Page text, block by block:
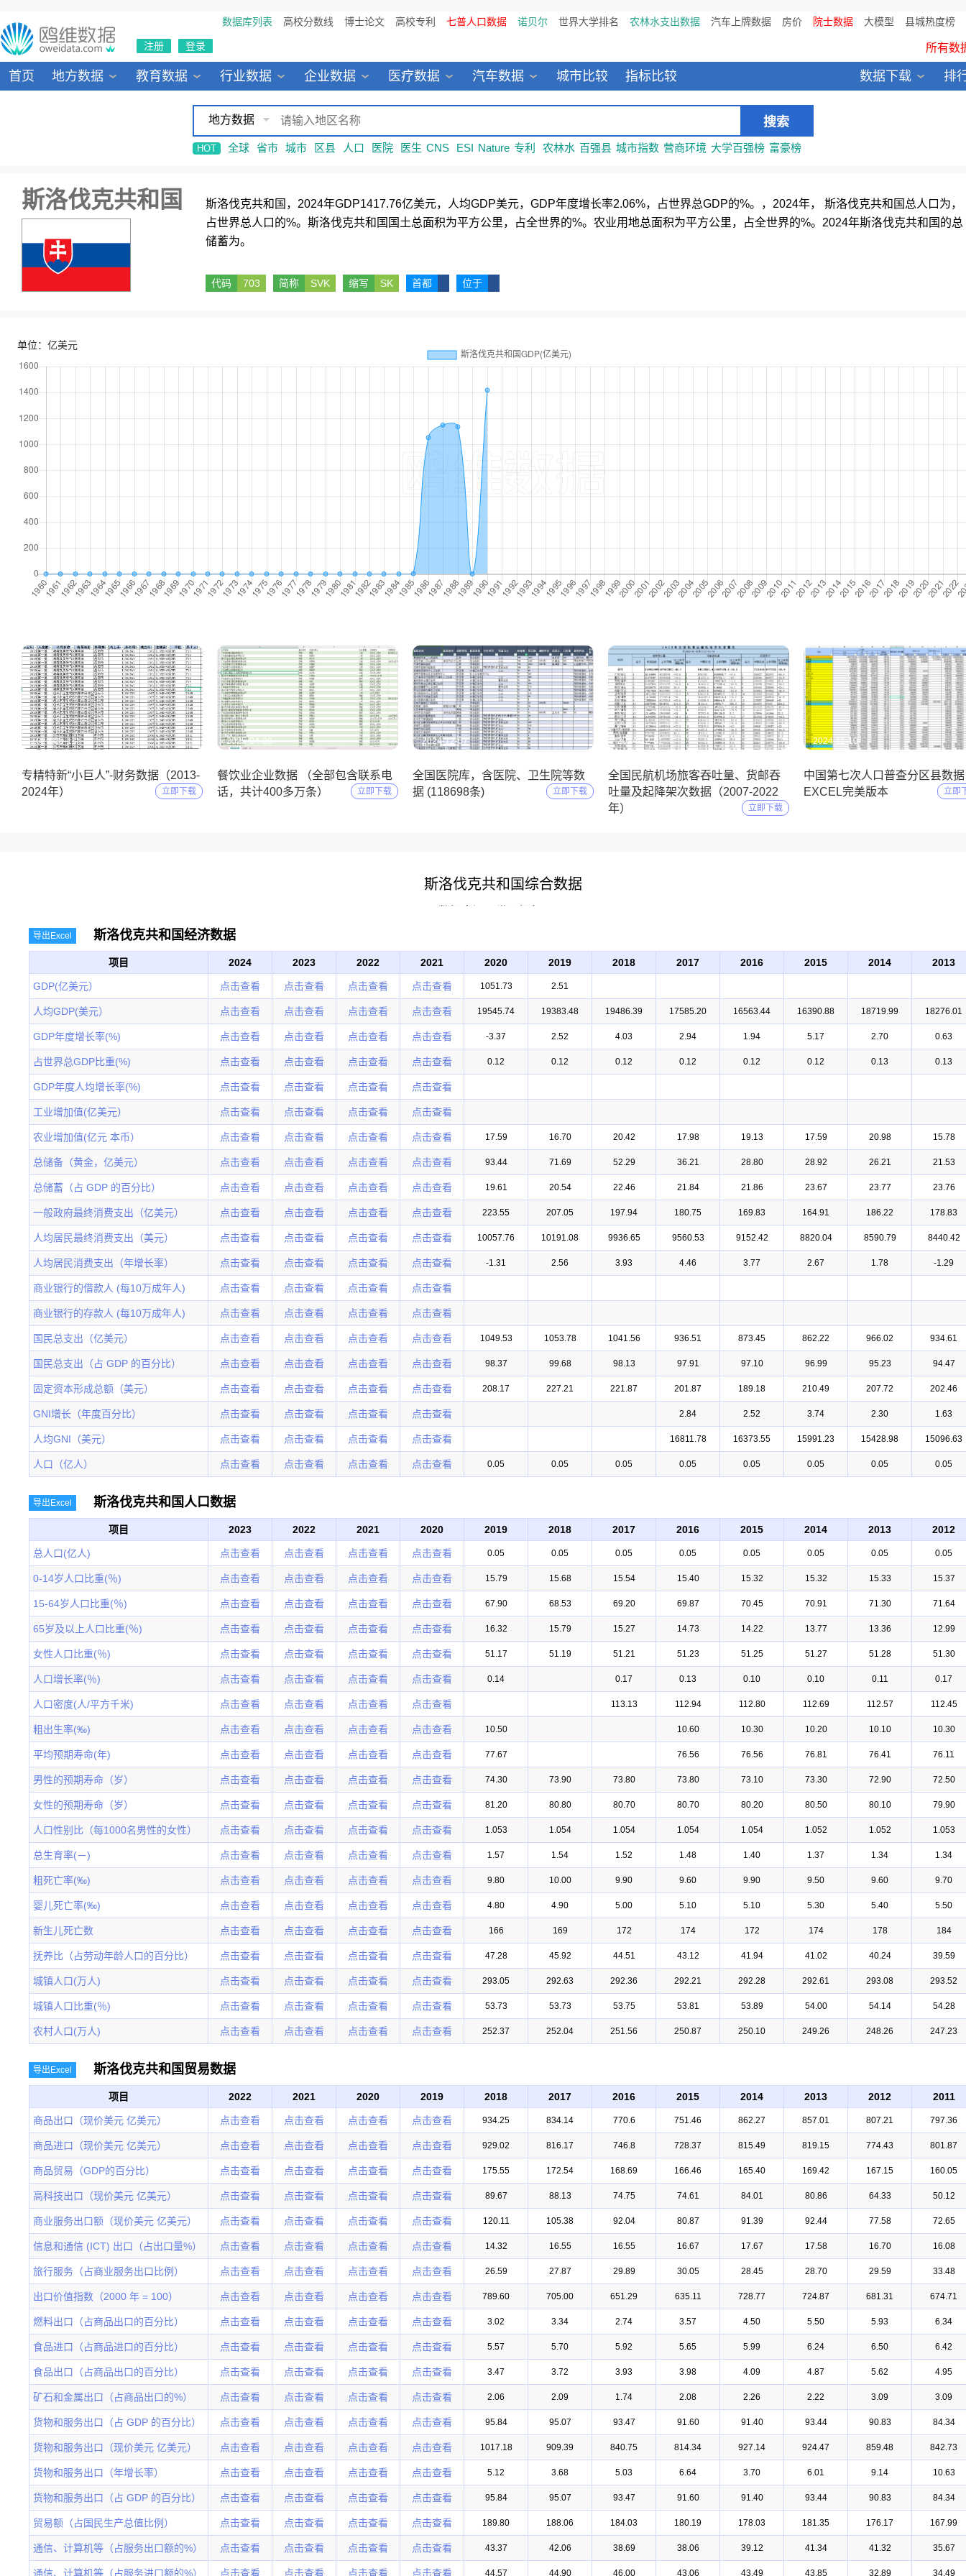
数据库列表 高校分数线 博士论文 高校专利 七普人口数据 诺贝尔 世界大学排名 农林水支出数据 汽车上牌数据 房价 院士数据 大模型 县城热度榜
注册 登录
鸥维数据发布：2024中国大
所有数
全新医院库 包含11万多医疗
首页 地方数据 教育数据 行业数据 企业数据 医疗数据 汽车数据 城市比较 指标比较 排
数据下载
地方数据
HOT 全球 省市 城市 区县 人口 医院 医生 CNS ESI Nature 专利 农林水 百强县 城市指数 营商环境 大学百强榜 富豪榜
斯洛伐克共和国
斯洛伐克共和国，2024年GDP1417.76亿美元，人均GDP美元，GDP年度增长率2.06%，占世界总GDP的%。，2024年， 斯洛伐克共和国总人口为，
占世界总人口的%。斯洛伐克共和国国土总面积为平方公里，占全世界的%。农业用地总面积为平方公里，占全世界的%。2024年斯洛伐克共和国的总
储蓄为。
代码 703 简称 SVK 缩写 SK 首都 位于
单位：亿美元
2025-05-11
专精特新“小巨人”-财务数据（2013-
2024年）
立即下载
2025-04-09
餐饮业企业数据 （全部包含联系电
话，共计400多万条）
立即下载
2024-12-07
全国医院库，含医院、卫生院等数
据 (118698条)
立即下载
2024-12-01
全国民航机场旅客吞吐量、货邮吞
吐量及起降架次数据（2007-2022
年）
立即下载
2024-11-10
中国第七次人口普查分区县数据
EXCEL完美版本
立即
斯洛伐克共和国综合数据
斯洛伐克共和国经济数据
导出Excel
项目 2024 2023 2022 2021 2020 2019 2018 2017 2016 2015 2014 2013
GDP(亿美元） 点击查看 点击查看 点击查看 点击查看 1051.73 2.51
人均GDP(美元） 点击查看 点击查看 点击查看 点击查看 19545.74 19383.48 19486.39 17585.20 16563.44 16390.88 18719.99 18276.01
GDP年度增长率(%) 点击查看 点击查看 点击查看 点击查看 -3.37 2.52 4.03 2.94 1.94 5.17 2.70 0.63
占世界总GDP比重(%) 点击查看 点击查看 点击查看 点击查看 0.12 0.12 0.12 0.12 0.12 0.12 0.13 0.13
GDP年度人均增长率(%) 点击查看 点击查看 点击查看 点击查看
工业增加值(亿美元） 点击查看 点击查看 点击查看 点击查看
农业增加值(亿元 本币） 点击查看 点击查看 点击查看 点击查看 17.59 16.70 20.42 17.98 19.13 17.59 20.98 15.78
总储备（黄金，亿美元） 点击查看 点击查看 点击查看 点击查看 93.44 71.69 52.29 36.21 28.80 28.92 26.21 21.53
总储蓄（占 GDP 的百分比） 点击查看 点击查看 点击查看 点击查看 19.61 20.54 22.46 21.84 21.86 23.67 23.77 23.76
一般政府最终消费支出（亿美元） 点击查看 点击查看 点击查看 点击查看 223.55 207.05 197.94 180.75 169.83 164.91 186.22 178.83
人均居民最终消费支出（美元） 点击查看 点击查看 点击查看 点击查看 10057.76 10191.08 9936.65 9560.53 9152.42 8820.04 8590.79 8440.42
人均居民消费支出（年增长率） 点击查看 点击查看 点击查看 点击查看 -1.31 2.56 3.93 4.46 3.77 2.67 1.78 -1.29
商业银行的借款人 (每10万成年人) 点击查看 点击查看 点击查看 点击查看
商业银行的存款人 (每10万成年人) 点击查看 点击查看 点击查看 点击查看
国民总支出（亿美元） 点击查看 点击查看 点击查看 点击查看 1049.53 1053.78 1041.56 936.51 873.45 862.22 966.02 934.61
国民总支出（占 GDP 的百分比） 点击查看 点击查看 点击查看 点击查看 98.37 99.68 98.13 97.91 97.10 96.99 95.23 94.47
固定资本形成总额（美元） 点击查看 点击查看 点击查看 点击查看 208.17 227.21 221.87 201.87 189.18 210.49 207.72 202.46
GNI增长（年度百分比） 点击查看 点击查看 点击查看 点击查看 2.84 2.52 3.74 2.30 1.63
人均GNI（美元） 点击查看 点击查看 点击查看 点击查看 16811.78 16373.55 15991.23 15428.98 15096.63
人口（亿人） 点击查看 点击查看 点击查看 点击查看 0.05 0.05 0.05 0.05 0.05 0.05 0.05 0.05
斯洛伐克共和国人口数据
导出Excel
项目 2023 2022 2021 2020 2019 2018 2017 2016 2015 2014 2013 2012
总人口(亿人) 点击查看 点击查看 点击查看 点击查看 0.05 0.05 0.05 0.05 0.05 0.05 0.05 0.05
0-14岁人口比重(％) 点击查看 点击查看 点击查看 点击查看 15.79 15.68 15.54 15.40 15.32 15.32 15.33 15.37
15-64岁人口比重(％) 点击查看 点击查看 点击查看 点击查看 67.90 68.53 69.20 69.87 70.45 70.91 71.30 71.64
65岁及以上人口比重(％) 点击查看 点击查看 点击查看 点击查看 16.32 15.79 15.27 14.73 14.22 13.77 13.36 12.99
女性人口比重(％) 点击查看 点击查看 点击查看 点击查看 51.17 51.19 51.21 51.23 51.25 51.27 51.28 51.30
人口增长率(％) 点击查看 点击查看 点击查看 点击查看 0.14 0.17 0.13 0.10 0.10 0.11 0.17
人口密度(人/平方千米) 点击查看 点击查看 点击查看 点击查看 113.13 112.94 112.80 112.69 112.57 112.45
粗出生率(‰) 点击查看 点击查看 点击查看 点击查看 10.50 10.60 10.30 10.20 10.10 10.30
平均预期寿命(年) 点击查看 点击查看 点击查看 点击查看 77.67 76.56 76.56 76.81 76.41 76.11
男性的预期寿命（岁） 点击查看 点击查看 点击查看 点击查看 74.30 73.90 73.80 73.80 73.10 73.30 72.90 72.50
女性的预期寿命（岁） 点击查看 点击查看 点击查看 点击查看 81.20 80.80 80.70 80.70 80.20 80.50 80.10 79.90
人口性别比（每1000名男性的女性） 点击查看 点击查看 点击查看 点击查看 1.053 1.054 1.054 1.054 1.054 1.052 1.052 1.053
总生育率(－) 点击查看 点击查看 点击查看 点击查看 1.57 1.54 1.52 1.48 1.40 1.37 1.34 1.34
粗死亡率(‰) 点击查看 点击查看 点击查看 点击查看 9.80 10.00 9.90 9.60 9.90 9.50 9.60 9.70
婴儿死亡率(‰) 点击查看 点击查看 点击查看 点击查看 4.80 4.90 5.00 5.10 5.10 5.30 5.40 5.50
新生儿死亡数 点击查看 点击查看 点击查看 点击查看 166 169 172 174 172 174 178 184
抚养比（占劳动年龄人口的百分比） 点击查看 点击查看 点击查看 点击查看 47.28 45.92 44.51 43.12 41.94 41.02 40.24 39.59
城镇人口(万人) 点击查看 点击查看 点击查看 点击查看 293.05 292.63 292.36 292.21 292.28 292.61 293.08 293.52
城镇人口比重(％) 点击查看 点击查看 点击查看 点击查看 53.73 53.73 53.75 53.81 53.89 54.00 54.14 54.28
农村人口(万人) 点击查看 点击查看 点击查看 点击查看 252.37 252.04 251.56 250.87 250.10 249.26 248.26 247.23
斯洛伐克共和国贸易数据
导出Excel
项目 2022 2021 2020 2019 2018 2017 2016 2015 2014 2013 2012 2011
商品出口（现价美元 亿美元） 点击查看 点击查看 点击查看 点击查看 934.25 834.14 770.6 751.46 862.27 857.01 807.21 797.36
商品进口（现价美元 亿美元） 点击查看 点击查看 点击查看 点击查看 929.02 816.17 746.8 728.37 815.49 819.15 774.43 801.87
商品贸易（GDP的百分比） 点击查看 点击查看 点击查看 点击查看 175.55 172.54 168.69 166.46 165.40 169.42 167.15 160.05
高科技出口（现价美元 亿美元） 点击查看 点击查看 点击查看 点击查看 89.67 88.13 74.75 74.61 84.01 80.86 64.33 50.12
商业服务出口额（现价美元 亿美元） 点击查看 点击查看 点击查看 点击查看 120.11 105.38 92.04 80.87 91.39 92.44 77.58 72.65
信息和通信 (ICT) 出口（占出口量%） 点击查看 点击查看 点击查看 点击查看 14.32 16.55 16.55 16.67 17.67 17.58 16.70 16.08
旅行服务（占商业服务出口比例） 点击查看 点击查看 点击查看 点击查看 26.59 27.87 29.89 30.05 28.45 28.70 29.59 33.48
出口价值指数（2000 年 = 100） 点击查看 点击查看 点击查看 点击查看 789.60 705.00 651.29 635.11 728.77 724.87 681.31 674.71
燃料出口（占商品出口的百分比） 点击查看 点击查看 点击查看 点击查看 3.02 3.34 2.74 3.57 4.50 5.50 5.93 6.34
食品进口（占商品进口的百分比） 点击查看 点击查看 点击查看 点击查看 5.57 5.70 5.92 5.65 5.99 6.24 6.50 6.42
食品出口（占商品出口的百分比） 点击查看 点击查看 点击查看 点击查看 3.47 3.72 3.93 3.98 4.09 4.87 5.62 4.95
矿石和金属出口（占商品出口的%） 点击查看 点击查看 点击查看 点击查看 2.06 2.09 1.74 2.08 2.26 2.22 3.09 3.09
货物和服务出口（占 GDP 的百分比） 点击查看 点击查看 点击查看 点击查看 95.84 95.07 93.47 91.60 91.40 93.44 90.83 84.34
货物和服务出口（现价美元 亿美元） 点击查看 点击查看 点击查看 点击查看 1017.18 909.39 840.75 814.34 927.14 924.47 859.48 842.73
货物和服务出口（年增长率） 点击查看 点击查看 点击查看 点击查看 5.12 3.68 5.03 6.64 3.70 6.01 9.14 10.63
货物和服务出口（占 GDP 的百分比） 点击查看 点击查看 点击查看 点击查看 95.84 95.07 93.47 91.60 91.40 93.44 90.83 84.34
贸易额（占国民生产总值比例） 点击查看 点击查看 点击查看 点击查看 189.80 188.06 184.03 180.19 178.03 181.35 176.17 167.99
通信、计算机等（占服务出口额的%） 点击查看 点击查看 点击查看 点击查看 43.37 42.06 38.69 38.06 39.12 41.34 41.32 35.67
通信、计算机等（占服务进口额的%） 点击查看 点击查看 点击查看 点击查看 44.57 44.90 46.00 43.06 43.49 43.85 32.89 34.49